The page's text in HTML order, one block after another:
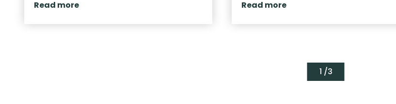
Read more
Read more
1 /3